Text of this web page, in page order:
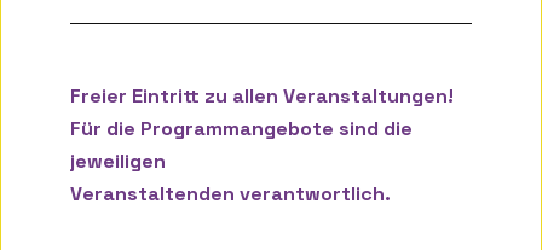
Freier Eintritt zu allen Veranstaltungen!
Für die Programmangebote sind die
jeweiligen
Veranstaltenden verantwortlich.